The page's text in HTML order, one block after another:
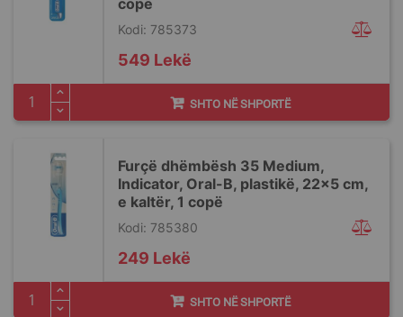
Kodi: 785373
549 Lekë
SHTO NË SHPORTË
Furçë dhëmbësh 35 Medium,
Indicator, Oral-B, plastikë, 22x5 cm,
e kaltër, 1 copë
Kodi: 785380
249 Lekë
SHTO NË SHPORTË